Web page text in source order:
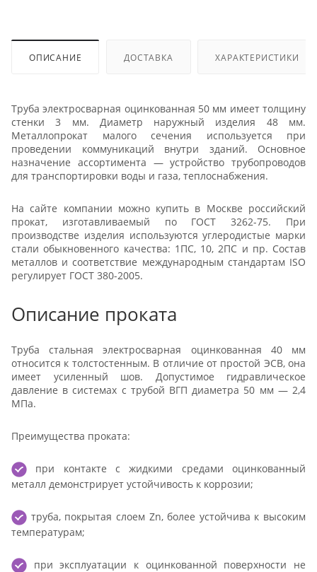
ОПИСАНИЕ ДОСТАВКА ХАРАКТЕРИСТИКИ
Труба электросварная оцинкованная 50 мм имеет толщину
стенки 3 мм. Диаметр наружный изделия 48 мм.
Металлопрокат малого сечения используется при
проведении коммуникаций внутри зданий. Основное
назначение ассортимента — устройство трубопроводов
для транспортировки воды и газа, теплоснабжения.
На сайте компании можно купить в Москве российский
прокат, изготавливаемый по ГОСТ 3262-75. При
производстве изделия используются углеродистые марки
стали обыкновенного качества: 1ПС, 10, 2ПС и пр. Состав
металлов и соответствие международным стандартам ISO
регулирует ГОСТ 380-2005.
Описание проката
Труба стальная электросварная оцинкованная 40 мм
относится к толстостенным. В отличие от простой ЭСВ, она
имеет усиленный шов. Допустимое гидравлическое
давление в системах с трубой ВГП диаметра 50 мм — 2,4
МПа.
Преимущества проката:
при контакте с жидкими средами оцинкованный
металл демонстрирует устойчивость к коррозии;
труба, покрытая слоем Zn, более устойчива к высоким
температурам;
при эксплуатации к оцинкованной поверхности не